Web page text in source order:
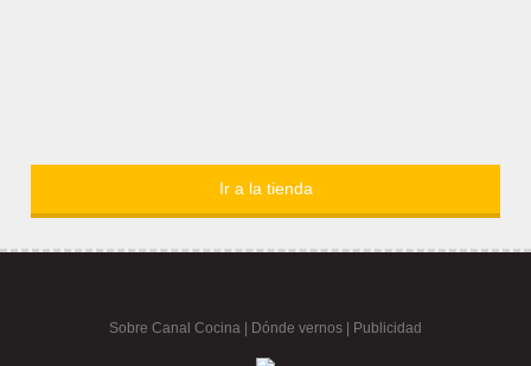
Ir a la tienda
Sobre Canal Cocina Dónde vernos | Publicidad